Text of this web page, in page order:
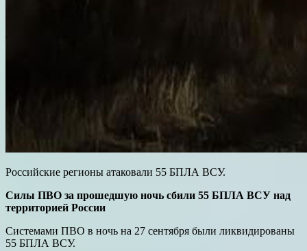
Российские регионы атаковали 55 БПЛА ВСУ.
Силы ПВО за прошедшую ночь сбили 55 БПЛА ВСУ над
территорией России
Системами ПВО в ночь на 27 сентября были ликвидированы
55 БПЛА ВСУ.